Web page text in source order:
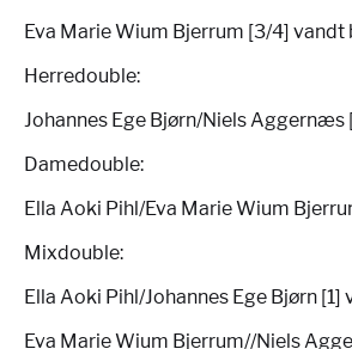
Eva Marie Wium Bjerrum [3/4] vandt
Herredouble:
Johannes Ege Bjørn/Niels Aggernæs
Damedouble:
Ella Aoki Pihl/Eva Marie Wium
Mixdouble:
Ella Aoki Pihl/Johannes Ege Bjørn [1]
Eva Marie Wium Bjerrum//Niels